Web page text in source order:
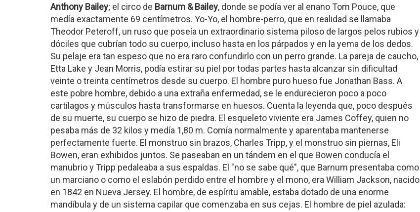
Anthony Bailey; el circo de Barnum & Bailey, donde se podía ver al enano Tom Pouce, que
medía exactamente 69 centímetros. Yo-Yo, el hombre-perro, que en realidad se llamaba
Theodor Peteroff, un ruso que poseía un extraordinario sistema piloso de largos pelos rubios y
dóciles que cubrían todo su cuerpo, incluso hasta en los párpados y en la yema de los dedos.
Su pelaje era tan espeso que no era raro confundirlo con un perro grande. La pareja de caucho,
Etta Lake y Jean Morris, podía estirar su piel por todas partes hasta alcanzar sin dificultad
veinte o treinta centímetros desde su cuerpo. El hombre puro hueso fue Jonathan Bass. A
este pobre hombre, debido a una extraña enfermedad, se le endurecieron poco a poco
cartílagos y músculos hasta transformarse en huesos. Cuenta la leyenda que, poco después
de su muerte, su cuerpo se hizo de piedra. El esqueleto viviente era James Coffey, quien no
pesaba más de 32 kilos y medía 1,80 m. Comía normalmente y aparentaba mantenerse
perfectamente fuerte. El monstruo sin brazos, Charles Tripp, y el monstruo sin piernas, Eli
Bowen, eran exhibidos juntos. Se paseaban en un tándem en el que Bowen conducía el
manubrio y Tripp pedaleaba a sus espaldas. El "no se sabe qué", que Barnum presentaba como
un marciano o como el eslabón perdido entre el hombre y el mono, era William Jackson, nacido
en 1842 en Nueva Jersey. El hombre, de espíritu amable, estaba dotado de una enorme
mandíbula y de un sistema capilar que comenzaba en sus cejas. El hombre de piel azulada: